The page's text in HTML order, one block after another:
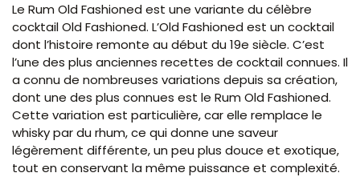
Le Rum Old Fashioned est une variante du célèbre
cocktail Old Fashioned. L’Old Fashioned est un cocktail
dont l’histoire remonte au début du 19e siècle. C’est
l’une des plus anciennes recettes de cocktail connues. Il
a connu de nombreuses variations depuis sa création,
dont une des plus connues est le Rum Old Fashioned.
Cette variation est particulière, car elle remplace le
whisky par du rhum, ce qui donne une saveur
légèrement différente, un peu plus douce et exotique,
tout en conservant la même puissance et complexité.